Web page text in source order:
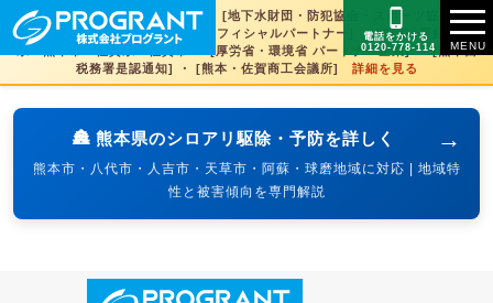
[文化財虫菌害研究所 賛助会員] ・ [地下水財団・防犯協会・スポーツ協会×3県
賛助] ・ [火の国サラマンダーズオフィシャルパートナー] ・ [SDGs登録] 熊本
県・熊本市・佐賀県・佐賀市 ・ [厚労省・環境省 パートナー企業] ・ [熊本西
税務署是認通知] ・ [熊本・佐賀商工会議所] 詳細を見る
→
🏯 熊本県のシロアリ駆除・予防を詳しく
熊本市・八代市・人吉市・天草市・阿蘇・球磨地域に対応 | 地域特
性と被害傾向を専門解説
電話をかける
0120-778-114